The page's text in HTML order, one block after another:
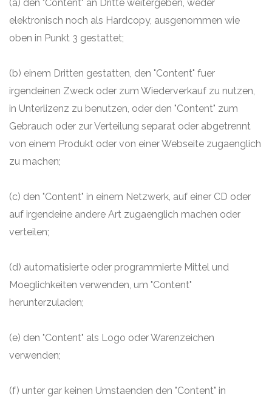
(a) den "Content" an Dritte weitergeben, weder
elektronisch noch als Hardcopy, ausgenommen wie
oben in Punkt 3 gestattet;
(b) einem Dritten gestatten, den "Content" fuer
irgendeinen Zweck oder zum Wiederverkauf zu nutzen,
in Unterlizenz zu benutzen, oder den "Content" zum
Gebrauch oder zur Verteilung separat oder abgetrennt
von einem Produkt oder von einer Webseite zugaenglich
zu machen;
(c) den "Content" in einem Netzwerk, auf einer CD oder
auf irgendeine andere Art zugaenglich machen oder
verteilen;
(d) automatisierte oder programmierte Mittel und
Moeglichkeiten verwenden, um "Content"
herunterzuladen;
(e) den "Content" als Logo oder Warenzeichen
verwenden;
(f) unter gar keinen Umstaenden den "Content" in